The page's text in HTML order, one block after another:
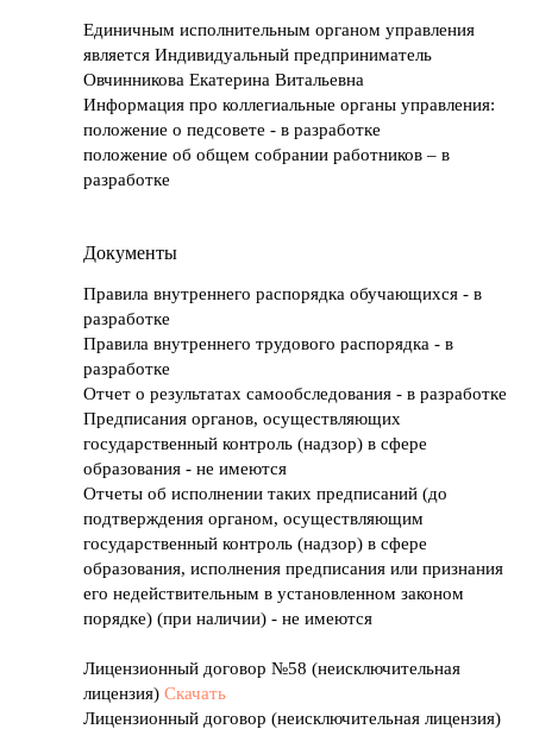
Единичным исполнительным органом управления
является Индивидуальный предприниматель
Овчинникова Екатерина Витальевна
Информация про коллегиальные органы управления:
положение о педсовете - в разработке
положение об общем собрании работников – в
разработке
Документы
Правила внутреннего распорядка обучающихся - в
разработке
Правила внутреннего трудового распорядка - в
разработке
Отчет о результатах самообследования - в разработке
Предписания органов, осуществляющих
государственный контроль (надзор) в сфере
образования - не имеются
Отчеты об исполнении таких предписаний (до
подтверждения органом, осуществляющим
государственный контроль (надзор) в сфере
образования, исполнения предписания или признания
его недействительным в установленном законом
порядке) (при наличии) - не имеются
Лицензионный договор №58 (неисключительная
лицензия) Скачать
Лицензионный договор (неисключительная лицензия)